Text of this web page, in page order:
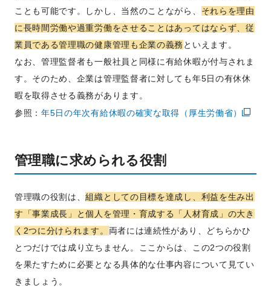
ことも可能です。しかし、当然のことながら、 それらを理由
に長時間労働や過重労働をさせることはあってはならず、従
業員である管理職の健康管理も企業の義務 といえます。
なお、管理監督者も一般社員と同様に有給休暇が付与されま
す。そのため、企業は管理監督者に対しても年5日の有休休
暇を取得させる義務があります。
参照： 年5日の年次有給休暇の確実な取得（厚生労働省）
管理職に求められる役割
管理職の役割は、組織としての目標を達成し、利益を生み出
す「事業成長」と個人を管理・育成する「人材育成」の大き
く2つに分けられます。 両者には連続性があり、どちらかひ
とつだけでは成り立ちません。ここからは、この2つの役割
を果たすために必要となる具体的な仕事内容について見てい
きましょう。